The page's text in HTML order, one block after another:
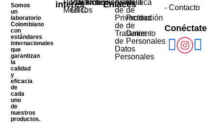
Somos
un
laboratorio
Colombiano
con
estándares
internacionales
que
garantizan
la
calidad
y
eficacia
de
cada
uno
de
nuestros
productos.
interés
Portal
Médicos
Productos
OTC
Farmacovigilancia
NoticiasEnlaces
Aviso
de
Privacidad
de
Tratamiento
de
Datos
Personales
Política
de
Protección
de
Datos
Personales
- Contacto
Conéctate